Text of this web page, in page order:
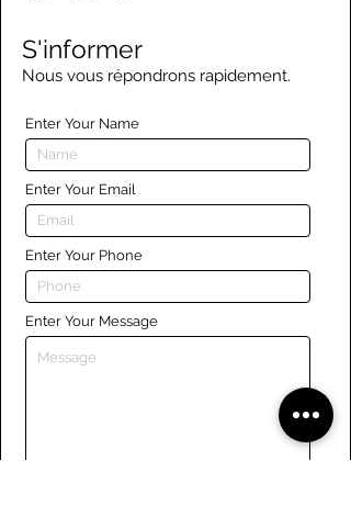
S'informer
Nous vous répondrons rapidement.
Enter Your Name
Enter Your Email
Enter Your Phone
Enter Your Message